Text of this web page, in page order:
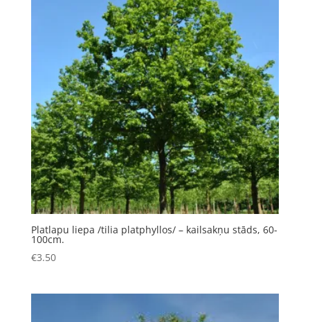
Platlapu liepa /tilia platphyllos/ – kailsakņu stāds, 60-
100cm.
€3.50